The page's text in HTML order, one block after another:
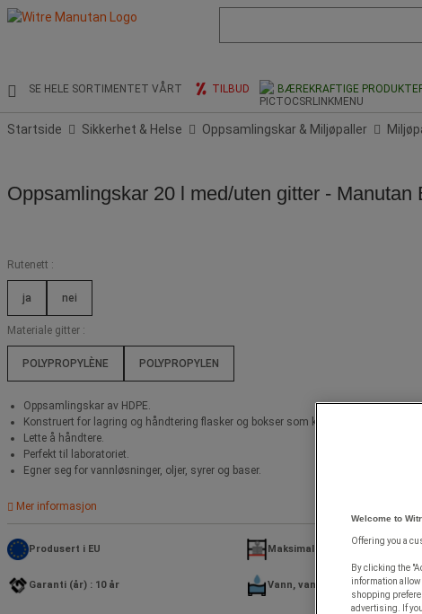
og
søkehistorikk
SE HELE SORTIMENTET VÅRT TILBUD BÆREKRAFTIGE
Startside Sikkerhet & Helse Oppsamlingskar & Miljøpaller
Oppsamlingskar 20 l med/uten gitter - Manutan
Rutenett :
ja nei
Materiale gitter :
POLYPROPYLÈNE POLYPROPYLEN
Oppsamlingskar av HDPE.
Konstruert for lagring og håndtering flasker og bokser som kan lekke.
Lette å håndtere.
Perfekt til laboratoriet.
Egner seg for vannløsninger, oljer, syrer og baser.
Mer informasjon
Produsert i EU Maksimal statisk last (kg) : 50
Garanti (år) : 10 år Vann, vannholdige løsninger
Welcome to
Offering you a
By clicking the
information
shopping
advertising. If